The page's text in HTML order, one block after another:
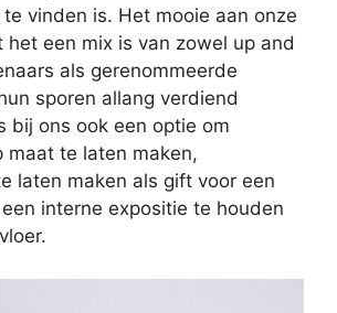
vinden is. Het mooie aan onze
het een mix is van zowel up and
als gerenommeerde
sporen allang verdiend
bij ons ook een optie om
maat te laten maken,
laten maken als gift voor een
interne expositie te houden